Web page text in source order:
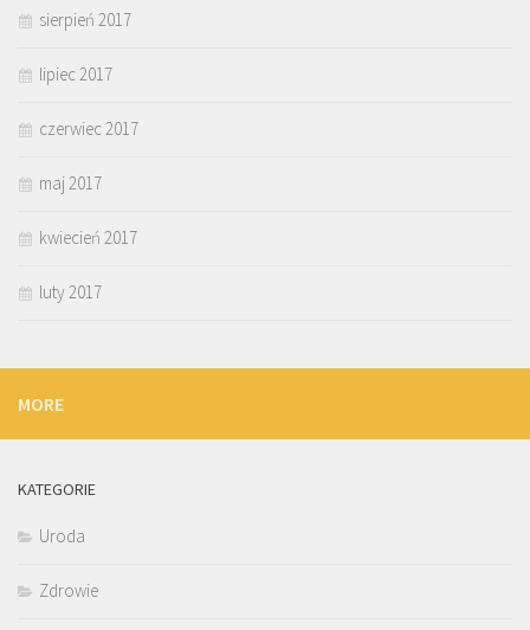
sierpień 2017
lipiec 2017
czerwiec 2017
maj 2017
kwiecień 2017
luty 2017
MORE
KATEGORIE
Uroda
Zdrowie